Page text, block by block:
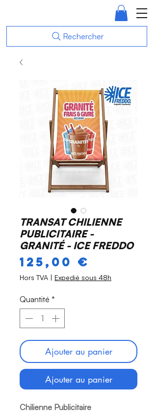
Rechercher
TRANSAT CHILIENNE
PUBLICITAIRE -
GRANITÉ - ICE FREDDO
125,00 €
Hors TVA Expedié sous 48h
Quantité *
Ajouter au panier
Ajouter au panier
Chilienne Publicitaire